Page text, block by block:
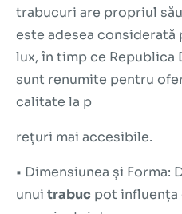
trabucuri are propriul
este adesea
lux, în timp ce Republica
sunt renumite pentru
calitate la p
rețuri mai accesibile.
• Dimensiunea și Forma:
unui trabuc pot influența